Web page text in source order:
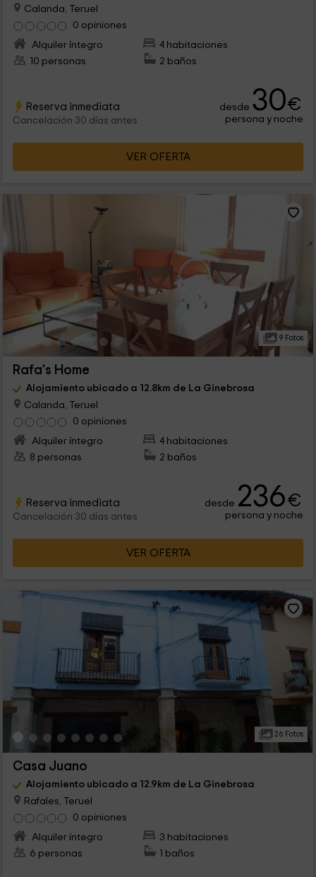
Calanda, Teruel
0 opiniones
Alquiler íntegro
4 habitaciones
10 personas
2 baños
Reserva inmediata
Cancelación 30 días antes
desde 30€
persona y noche
VER OFERTA
9 Fotos
Rafa's Home
Alojamiento ubicado a 12.8km de La Ginebrosa
Calanda, Teruel
0 opiniones
Alquiler íntegro
4 habitaciones
8 personas
2 baños
Reserva inmediata
Cancelación 30 días antes
desde 236€
persona y noche
VER OFERTA
26 Fotos
Casa Juano
Alojamiento ubicado a 12.9km de La Ginebrosa
Rafales, Teruel
0 opiniones
Alquiler íntegro
3 habitaciones
6 personas
1 baños